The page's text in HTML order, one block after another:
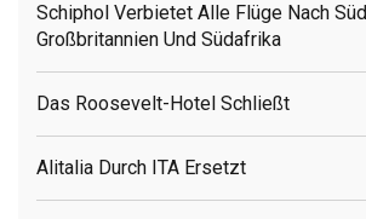
Schiphol Verbietet Alle Flüge Nach
Großbritannien Und Südafrika
Das Roosevelt-Hotel Schließt
Alitalia Durch ITA Ersetzt